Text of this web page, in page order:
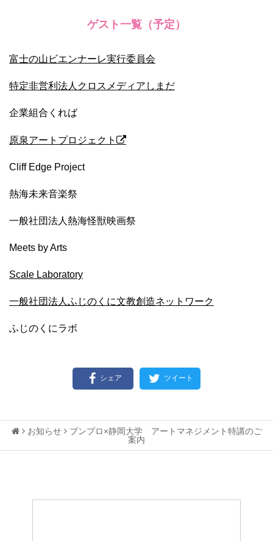
ゲスト一覧（予定）
富士の山ビエンナーレ実行委員会
特定非営利法人クロスメディアしまだ
企業組合くれば
原泉アートプロジェクト
Cliff Edge Project
熱海未来音楽祭
一般社団法人熱海怪獣映画祭
Meets by Arts
Scale Laboratory
一般社団法人ふじのくに文教創造ネットワーク
ふじのくにラボ
シェア ツイート
お知らせ ブンプロ×静岡大学 アートマネジメント特講のご
案内